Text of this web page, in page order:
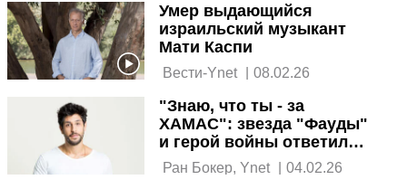
Умер выдающийся
израильский музыкант
Мати Каспи
Вести-Ynet | 08.02.26
"Знаю, что ты - за
ХАМАС": звезда "Фауды"
и герой войны ответил
на насмешки
писательницы
Ран Бокер, Ynet 04.02.26